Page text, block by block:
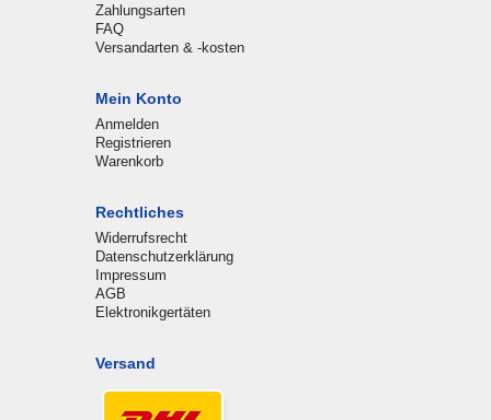
Zahlungsarten
FAQ
Versandarten & -kosten
Mein Konto
Anmelden
Registrieren
Warenkorb
Rechtliches
Widerrufsrecht
Datenschutzerklärung
Impressum
AGB
Elektronikgertäten
Versand